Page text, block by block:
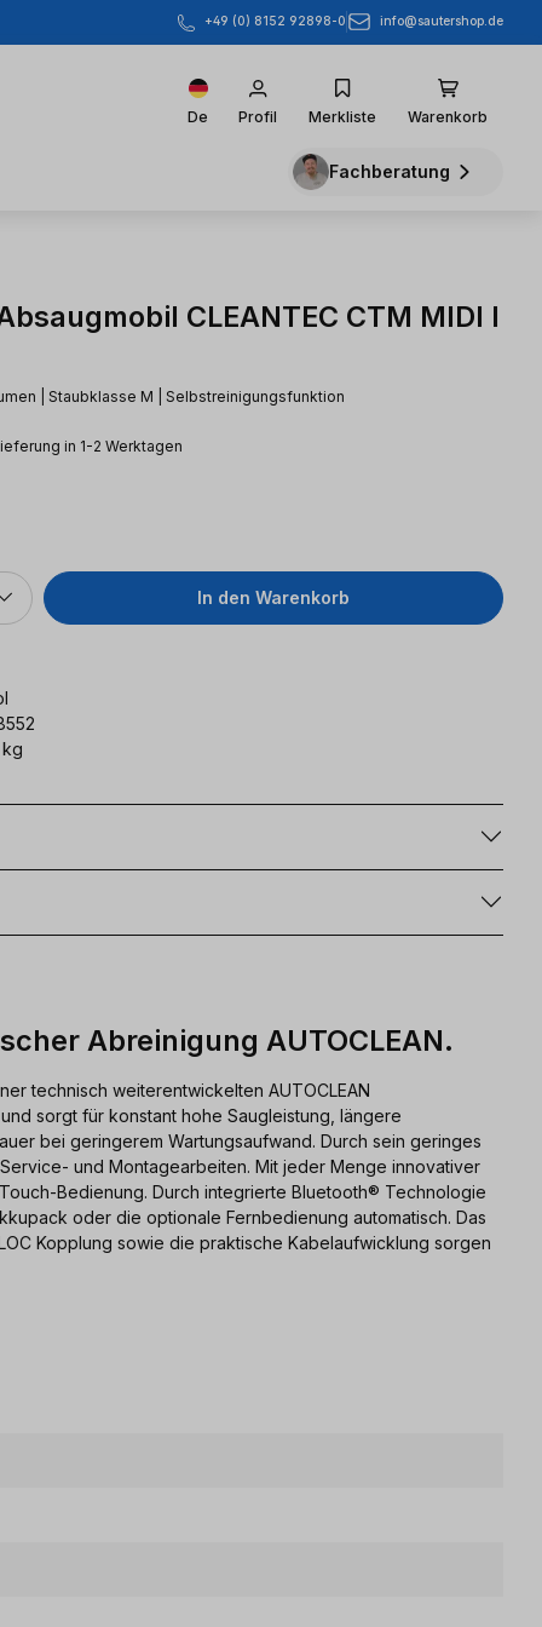
+49 (0) 8152 92898-0 info@sautershop.de
De Profil Merkliste Warenkorb
Fachberatung
CLEANTEC CTM MIDI I
| Staubklasse M | Selbstreinigungsfunktion
in 1-2 Werktagen
In den Warenkorb
Abreinigung AUTOCLEAN.
technisch weiterentwickelten AUTOCLEAN
sorgt für konstant hohe Saugleistung, längere
bei geringerem Wartungsaufwand. Durch sein geringes
und Montagearbeiten. Mit jeder Menge innovativer
Bedienung. Durch integrierte Bluetooth® Technologie
oder die optionale Fernbedienung automatisch. Das
Kopplung sowie die praktische Kabelaufwicklung sorgen